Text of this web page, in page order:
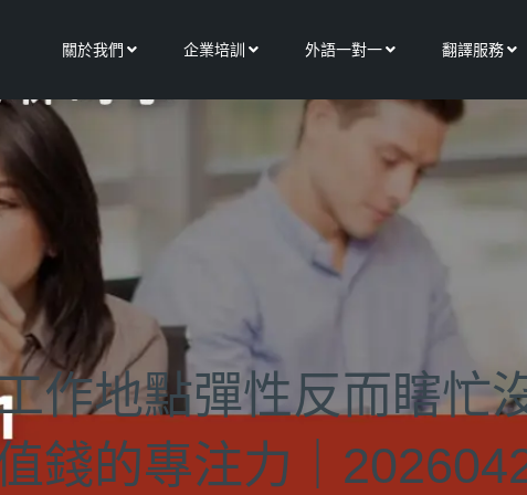
關於我們 Open 關於我們
企業培訓 Open 企業培訓
外語一對一Open 外語一對一
翻譯服務
作地點彈性反而瞎忙
錢的專注力｜